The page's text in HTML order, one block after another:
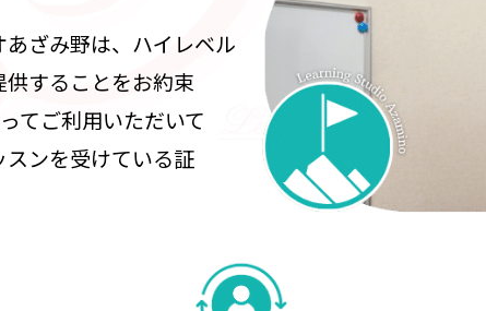
ざみ野は、ハイレベル
することをお約束
てご利用いただいて
ンを受けている証